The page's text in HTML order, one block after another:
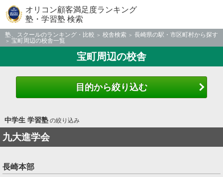
オリコン顧客満足度ランキング
塾・学習塾 検索
塾、スクールのランキング・比較 校舎検索
長崎県の駅・市区町村から探す
宝町周辺の校舎一覧
宝町周辺の校舎
目的から絞り込む
中学生 学習塾の絞り込み
九大進学会
長崎本部